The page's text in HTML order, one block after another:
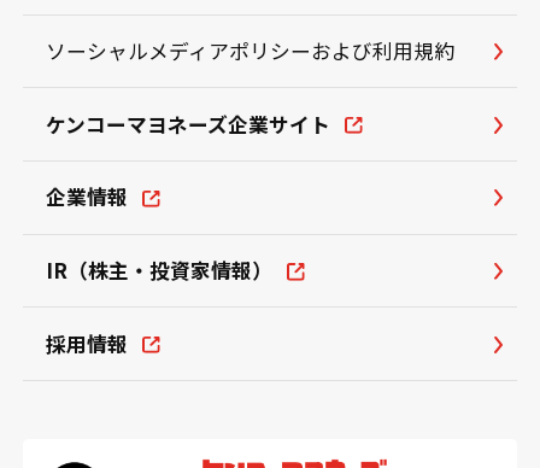
ソーシャルメディアポリシーおよび利用規約
ケンコーマヨネーズ企業サイト
企業情報
IR（株主・投資家情報）
採用情報